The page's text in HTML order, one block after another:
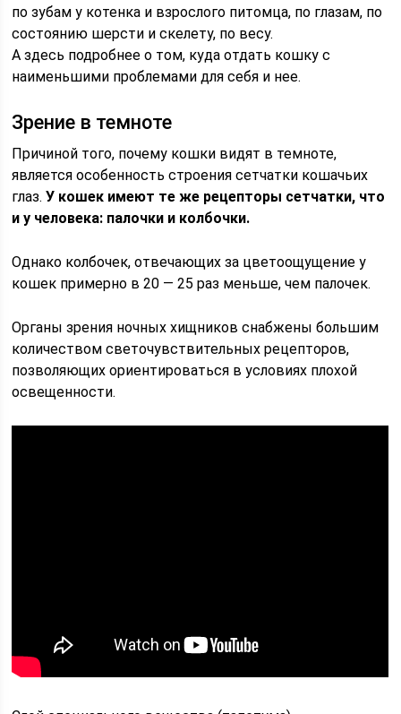
по зубам у котенка и взрослого питомца, по глазам, по
состоянию шерсти и скелету, по весу.
А здесь подробнее о том, куда отдать кошку с
наименьшими проблемами для себя и нее.
Зрение в темноте
Причиной того, почему кошки видят в темноте,
является особенность строения сетчатки кошачьих
глаз.У кошек имеют те же рецепторы сетчатки, что
и у человека: палочки и колбочки.
Однако колбочек, отвечающих за цветоощущение у
кошек примерно в 20 — 25 раз меньше, чем палочек.
Органы зрения ночных хищников снабжены большим
количеством светочувствительных рецепторов,
позволяющих ориентироваться в условиях плохой
освещенности.